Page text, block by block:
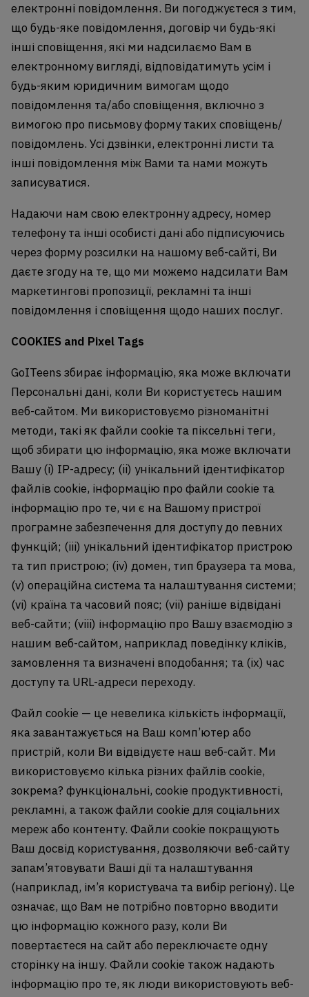
електронні повідомлення. Ви погоджуєтеся з тим,
що будь-яке повідомлення, договір чи будь-які
інші сповіщення, які ми надсилаємо Вам в
електронному вигляді, відповідатимуть усім і
будь-яким юридичним вимогам щодо
повідомлення та/або сповіщення, включно з
вимогою про письмову форму таких сповіщень/
повідомлень. Усі дзвінки, електронні листи та
інші повідомлення між Вами та нами можуть
записуватися.
Надаючи нам свою електронну адресу, номер
телефону та інші особисті дані або підписуючись
через форму розсилки на нашому веб-сайті, Ви
даєте згоду на те, що ми можемо надсилати Вам
маркетингові пропозиції, рекламні та інші
повідомлення і сповіщення щодо наших послуг.
COOKIES and Pixel Tags
GoITeens збирає інформацію, яка може включати
Персональні дані, коли Ви користуєтесь нашим
веб-сайтом. Ми використовуємо різноманітні
методи, такі як файли cookie та піксельні теги,
щоб збирати цю інформацію, яка може включати
Вашу (i) IP-адресу; (ii) унікальний ідентифікатор
файлів cookie, інформацію про файли cookie та
інформацію про те, чи є на Вашому пристрої
програмне забезпечення для доступу до певних
функцій; (iii) унікальний ідентифікатор пристрою
та тип пристрою; (iv) домен, тип браузера та мова,
(v) операційна система та налаштування системи;
(vi) країна та часовий пояс; (vii) раніше відвідані
веб-сайти; (viii) інформацію про Вашу взаємодію з
нашим веб-сайтом, наприклад поведінку кліків,
замовлення та визначені вподобання; та (ix) час
доступу та URL-адреси переходу.
Файл cookie — це невелика кількість інформації,
яка завантажується на Ваш комп’ютер або
пристрій, коли Ви відвідуєте наш веб-сайт. Ми
використовуємо кілька різних файлів cookie,
зокрема? функціональні, cookie продуктивності,
рекламні, а також файли cookie для соціальних
мереж або контенту. Файли cookie покращують
Ваш досвід користування, дозволяючи веб-сайту
запам’ятовувати Ваші дії та налаштування
(наприклад, ім’я користувача та вибір регіону). Це
означає, що Вам не потрібно повторно вводити
цю інформацію кожного разу, коли Ви
повертаєтеся на сайт або переключаєте одну
сторінку на іншу. Файли cookie також надають
інформацію про те, як люди використовують веб-